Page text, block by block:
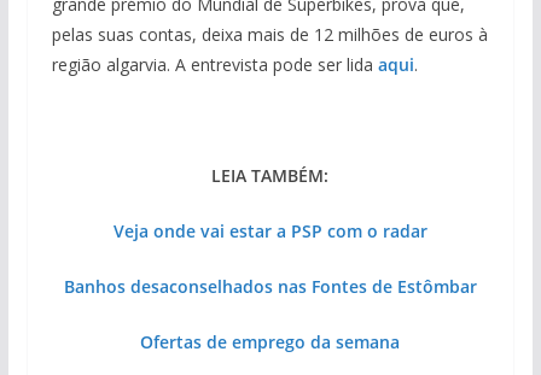
pelas suas contas, deixa mais de 12 milhões de euros à
região algarvia. A entrevista pode ser lida aqui.
LEIA TAMBÉM:
Veja onde vai estar a PSP com o radar
Banhos desaconselhados nas Fontes de Estômbar
Ofertas de emprego da semana